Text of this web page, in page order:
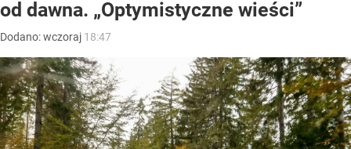
od dawna. „Optymistyczne wieści”
Dodano:wczoraj 18:47